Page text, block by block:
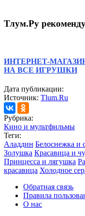
Тлум.Ру
ИНТЕРНЕТ-
НА ВСЕ ИГРУШКИ
Дата публикации:
Источник: Tlum.Ru
Рубрика:
Кино и мультфильмы
Теги:
Аладдин Белоснежка и
Золушка Красавица и
Принцесса и лягушка
красавица Холодное
Обратная связь
Правила
О нас